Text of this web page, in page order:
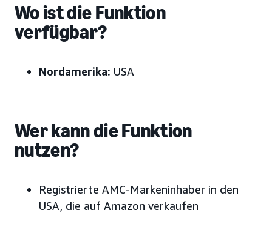
Wo ist die Funktion
verfügbar?
Nordamerika: USA
Wer kann die Funktion
nutzen?
Registrierte AMC-Markeninhaber in den
USA, die auf Amazon verkaufen